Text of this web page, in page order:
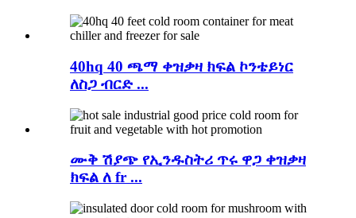
40hq 40 ጫማ ቀዝቃዛ ክፍል ኮንቴይነር
ለስጋ ብርድ ...
ሙቅ ሽያጭ የኢንዱስትሪ ጥሩ ዋጋ ቀዝቃዛ
ክፍል ለ fr ...